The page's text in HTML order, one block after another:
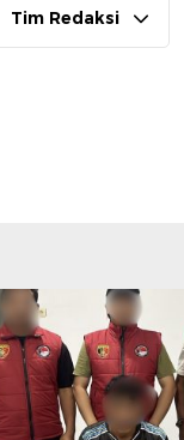
Tim Redaksi